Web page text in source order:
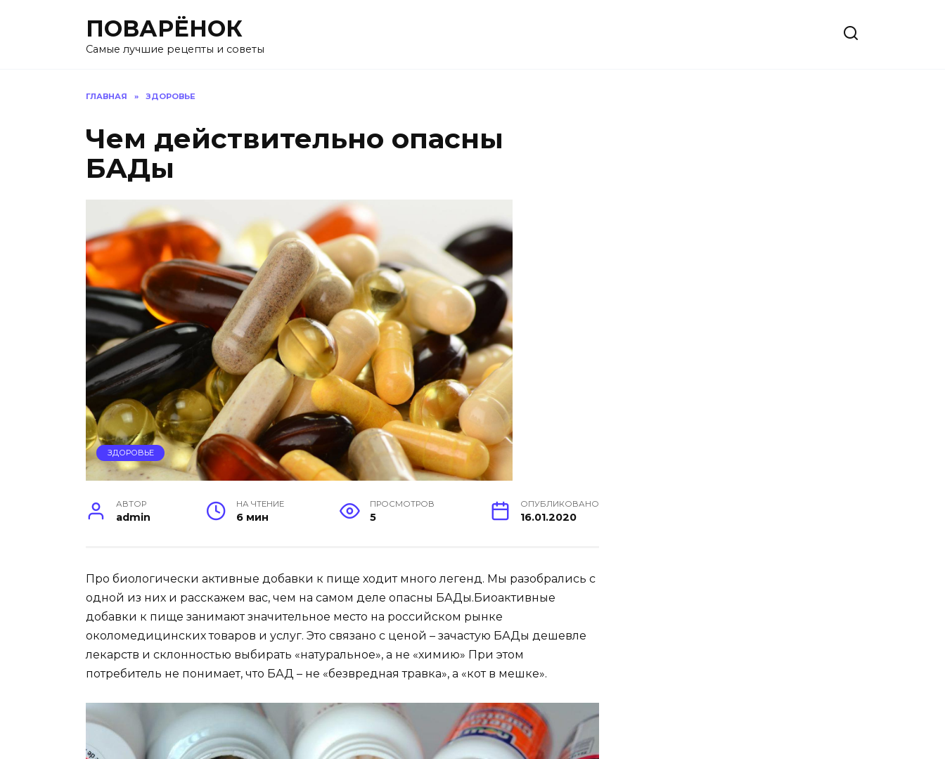
ПОВАРЁНОК
Самые лучшие рецепты и советы
ГЛАВНАЯ » ЗДОРОВЬЕ
Чем действительно опасны
БАДы
ЗДОРОВЬЕ
АВТОР
admin
НА ЧТЕНИЕ
6 мин
ПРОСМОТРОВ
5
ОПУБЛИКОВАНО
16.01.2020
Про биологически активные добавки к пище ходит много легенд. Мы разобрались с
одной из них и расскажем вас, чем на самом деле опасны БАДы. Биоактивные
добавки к пище занимают значительное место на российском рынке
околомедицинских товаров и услуг. Это связано с ценой – зачастую БАДы дешевле
лекарств и склонностью выбирать «натуральное», а не «химию» При этом
потребитель не понимает, что БАД – не «безвредная травка», а «кот в мешке».